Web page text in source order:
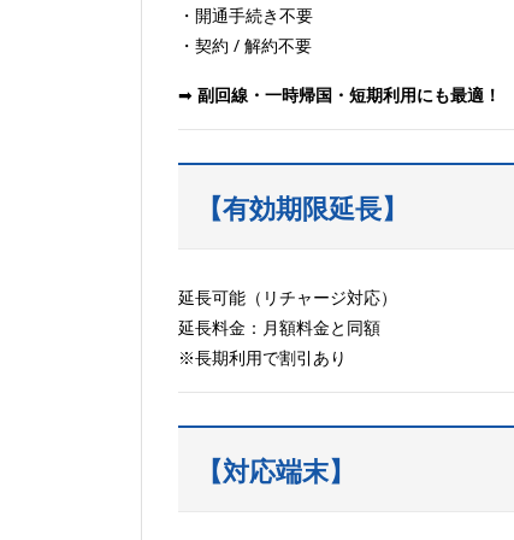
・開通手続き不要
・契約 / 解約不要
➡ 副回線・ 一時帰国・短期利用にも最適！
【有効期限延長】
延長可能（リチャージ対応）
延長料金：月額料金と同額
※長期利用で割引あり
【対応端末】